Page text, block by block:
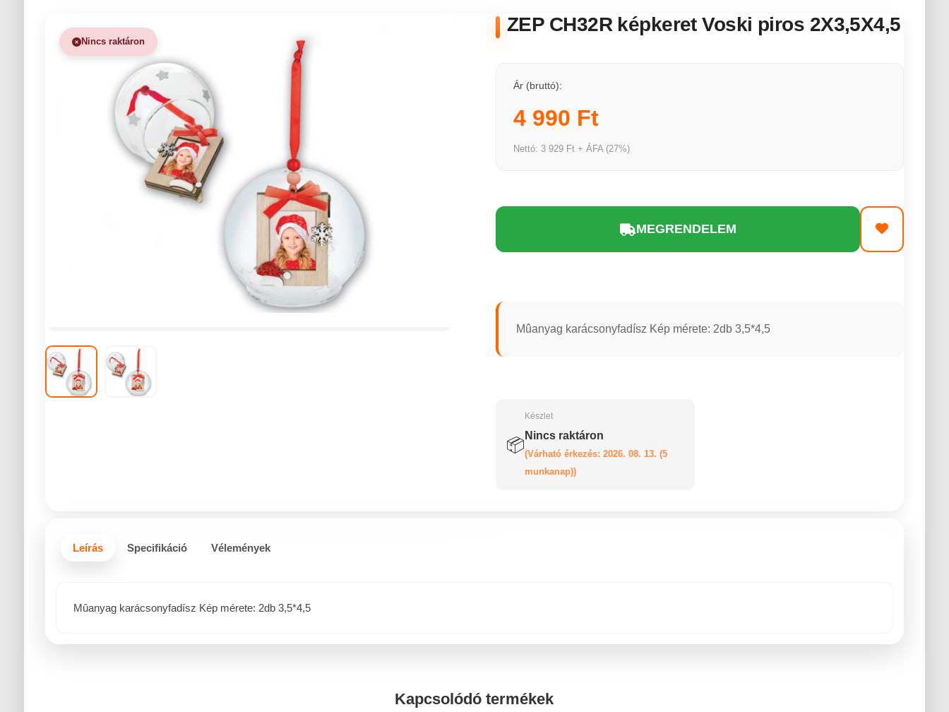
Nincs raktáron
ZEP CH32R képkeret Voski piros 2X3,5X4,5
Ár (bruttó):
4 990 Ft
Nettó: 3 929 Ft + ÁFA (27%)
MEGRENDELEM
Mûanyag karácsonyfadísz Kép mérete: 2db 3,5*4,5
📦
Készlet
Nincs raktáron
(Várható érkezés: 2026. 08. 13. (5
munkanap))
Leírás Specifikáció Vélemények
Mûanyag karácsonyfadísz Kép mérete: 2db 3,5*4,5
Kapcsolódó termékek